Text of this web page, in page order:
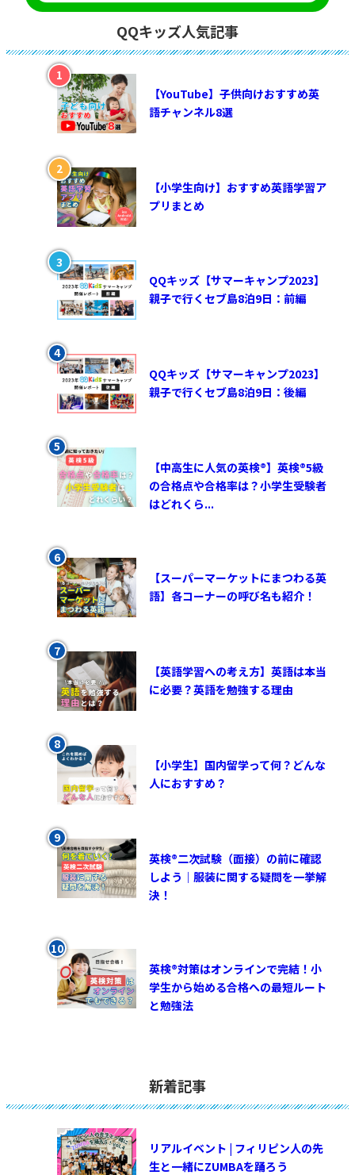
QQキッズ人気記事
【YouTube】子供向けおすすめ英
語チャンネル8選
【小学生向け】おすすめ英語学習ア
プリまとめ
QQキッズ【サマーキャンプ2023】
親子で行くセブ島8泊9日：前編
QQキッズ【サマーキャンプ2023】
親子で行くセブ島8泊9日：後編
【中高生に人気の英検®︎】英検®︎5級
の合格点や合格率は？小学生受験者
はどれくら...
【スーパーマーケットにまつわる英
語】各コーナーの呼び名も紹介！
【英語学習への考え方】英語は本当
に必要？英語を勉強する理由
【小学生】国内留学って何？どんな
人におすすめ？
英検®︎二次試験（面接）の前に確認
しよう｜服装に関する疑問を一挙解
決！
英検®対策はオンラインで完結！小
学生から始める合格への最短ルート
と勉強法
新着記事
リアルイベント | フィリピン人の先
生と一緒にZUMBAを踊ろう